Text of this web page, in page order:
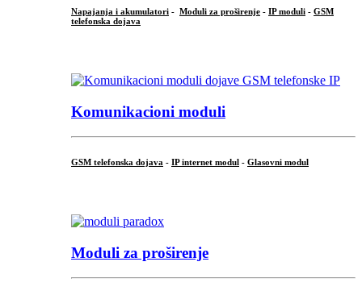
Napajanja i akumulatori - Moduli za proširenje - IP moduli - GSM
telefonska dojava
Komunikacioni moduli
GSM telefonska dojava - IP internet modul - Glasovni modul
Moduli za proširenje